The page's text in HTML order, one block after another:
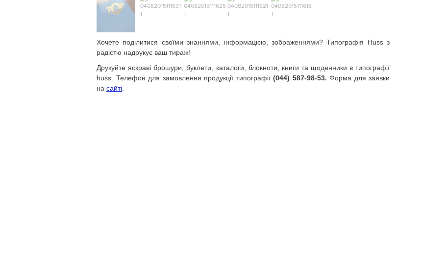
Хочете поділитися своїми знаннями, інформацією, зображеннями? Типографія Huss з
радістю надрукує ваш тираж!
Друкуйте яскраві брошури, буклети, каталоги, блокноти, книги та щоденники в типографії
huss. Телефон для замовлення продукції типографії(044) 587-98-53. Форма для заявки
на сайті